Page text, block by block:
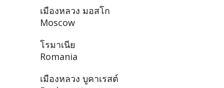
เมืองหลวง มอสโก
Moscow
โรมาเนีย
Romania
เมืองหลวง บูคาเรสต์